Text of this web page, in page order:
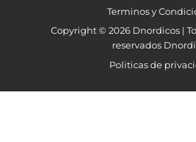
Terminos y
Copyright © 2026 Dnordicos |
reservados
Politicas de